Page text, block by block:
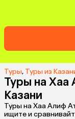
Туры, Туры из
Туры на Хаа
Казани
Туры на Хаа Алиф
ищите и